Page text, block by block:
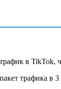
в TikTok,
трафика в 3